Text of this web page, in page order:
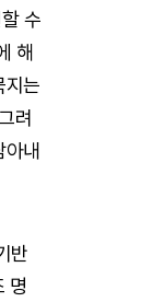
수
해
지는
려
내
반
명